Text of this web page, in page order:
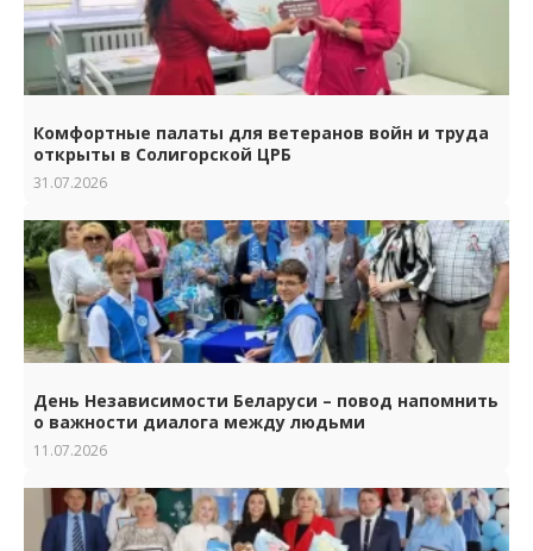
Комфортные палаты для ветеранов войн и труда
открыты в Солигорской ЦРБ
31.07.2026
День Независимости Беларуси – повод напомнить
о важности диалога между людьми
11.07.2026